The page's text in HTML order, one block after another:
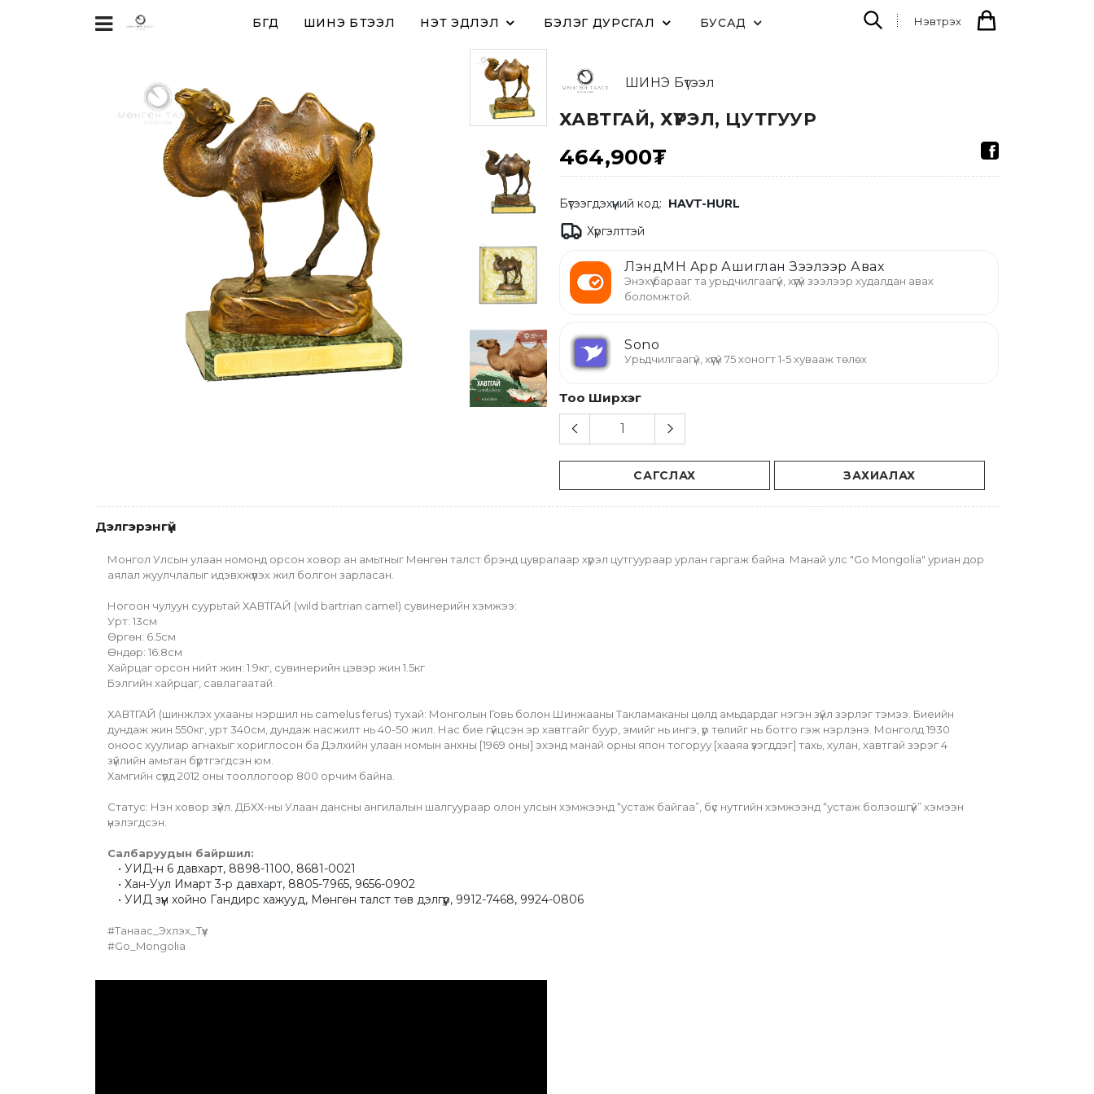
БҮГД ШИНЭ БҮТЭЭЛ ҮНЭТ ЭДЛЭЛ БЭЛЭГ ДУРСГАЛ БУСАД Нэвтрэх
ШИНЭ Бүтээл
ХАВТГАЙ, ХҮРЭЛ, ЦУТГУУР
464,900₮
Бүтээгдэхүүний код: HAVT-HURL
Хүргэлттэй
ЛэндМН App Ашиглан Зээлээр Авах
Энэхүү барааг та урьдчилгаагүй, хүүгүй зээлээр худалдан авах
боломжтой.
Sono
Урьдчилгаагүй, хүүгүй 75 хоногт 1-5 хувааж төлөх
Тоо Ширхэг
САГСЛАХ ЗАХИАЛАХ
Дэлгэрэнгүй
Монгол Улсын улаан номонд орсон ховор ан амьтныг Мөнгөн талст брэнд цувралаар хүрэл цутгуураар урлан гаргаж байна. Манай улс "Go Mongolia" уриан дор
аялал жуулчлалыг идэвхжүүлэх жил болгон зарласан.
Ногоон чулуун суурьтай ХАВТГАЙ (wild bartrian camel) сувинерийн хэмжээ:
Урт: 13см
Өргөн: 6.5см
Өндөр: 16.8см
Хайрцаг орсон нийт жин: 1.9кг, сувинерийн цэвэр жин 1.5кг
Бэлгийн хайрцаг, савлагаатай.
ХАВТГАЙ (шинжлэх ухааны нэршил нь сamelus ferus) тухай: Монголын Говь болон Шинжааны Такламаканы цөлд амьдардаг нэгэн зүйл зэрлэг тэмээ. Биеийн
дундаж жин 550кг, урт 340см, дундаж насжилт нь 40-50 жил. Нас бие гүйцсэн эр хавтгайг буур, эмийг нь ингэ, үр төлийг нь ботго гэж нэрлэнэ. Монголд 1930
оноос хуулиар агнахыг хориглосон ба Дэлхийн улаан номын анхны [1969 оны] эхэнд манай орны япон тогоруу [хааяа үзэгддэг] тахь, хулан, хавтгай зэрэг 4
зүйлийн амьтан бүртгэгдсэн юм.
Хамгийн сүүлд 2012 оны тооллогоор 800 орчим байна.
Статус: Нэн ховор зүйл. ДБХХ-ны Улаан дансны ангилалын шалгуураар олон улсын хэмжээнд “устаж байгаа”, бүс нутгийн хэмжээнд “устаж болзошгүй” хэмээн
үнэлэгдсэн.
Салбаруудын байршил:
УИД-н 6 давхарт, 8898-1100, 8681-0021
Хан-Уул Имарт 3-р давхарт, 8805-7965, 9656-0902
УИД зүүн хойно Гандирс хажууд, Мөнгөн талст төв дэлгүүр, 9912-7468, 9924-0806
#Танаас_Эхлэх_Түүх
#Go_Mongolia